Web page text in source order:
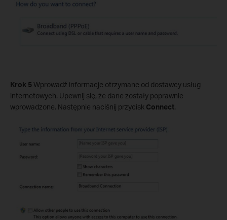
Krok 5 Wprowadź informacje otrzymane od dostawcy usług
internetowych. Upewnij się, że dane zostały poprawnie
wprowadzone. Następnie naciśnij przycisk Connect.